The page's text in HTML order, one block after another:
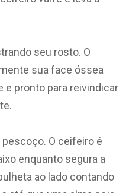
seu rosto. O
sua face óssea
e pronto para reivindicar
pescoço. O ceifeiro é
enquanto segura a
ao lado contando